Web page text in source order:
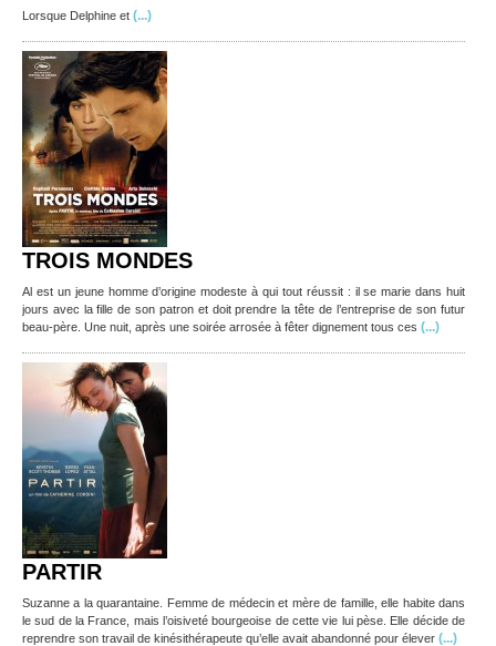
Lorsque Delphine et (...)
TROIS MONDES
Al est un jeune homme d’origine modeste à qui tout réussit : il se marie dans huit
jours avec la fille de son patron et doit prendre la tête de l’entreprise de son futur
beau-père. Une nuit, après une soirée arrosée à fêter dignement tous ces (...)
PARTIR
Suzanne a la quarantaine. Femme de médecin et mère de famille, elle habite dans
le sud de la France, mais l’oisiveté bourgeoise de cette vie lui pèse. Elle décide de
reprendre son travail de kinésithérapeute qu’elle avait abandonné pour élever (...)